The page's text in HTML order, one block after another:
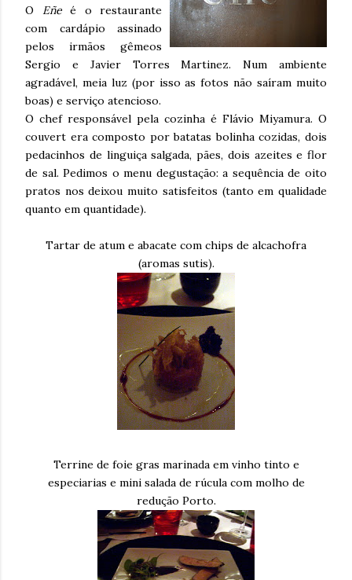
O Eñeé o restaurante
com cardápio assinado
pelos irmãos gêmeos
Sergio e Javier Torres Martinez. Num ambiente
agradável, meia luz (por isso as fotos não saíram muito
boas) e serviço atencioso.
O chef responsável pela cozinha é Flávio Miyamura. O
couvert era composto por batatas bolinha cozidas, dois
pedacinhos de linguiça salgada, pães, dois azeites e flor
de sal. Pedimos o menu degustação: a sequência de oito
pratos nos deixou muito satisfeitos (tanto em qualidade
quanto em quantidade).
Tartar de atum e abacate com chips de alcachofra
(aromas sutis).
Terrine de foie gras marinada em vinho tinto e
especiarias e mini salada de rúcula com molho de
redução Porto.